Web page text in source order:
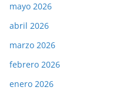
mayo 2026
abril 2026
marzo 2026
febrero 2026
enero 2026